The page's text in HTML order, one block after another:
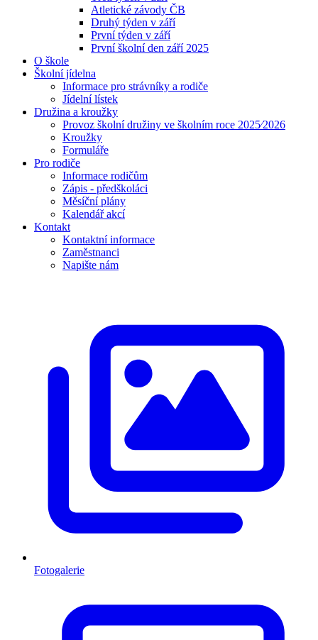
Atletické závody ČB
Druhý týden v září
První týden v září
První školní den září 2025
O škole
Školní jídelna
Informace pro strávníky a rodiče
Jídelní lístek
Družina a kroužky
Provoz školní družiny ve školním roce 2025⁄2026
Kroužky
Formuláře
Pro rodiče
Informace rodičům
Zápis - předškoláci
Měsíční plány
Kalendář akcí
Kontakt
Kontaktní informace
Zaměstnanci
Napište nám
Fotogalerie